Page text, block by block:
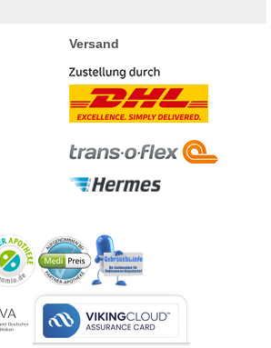
Versand